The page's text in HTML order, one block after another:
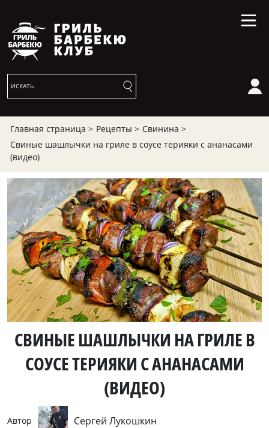
Главная страница > Рецепты > Свинина >
Свиные шашлычки на гриле в соусе терияки с ананасами
(видео)
СВИНЫЕ ШАШЛЫЧКИ НА ГРИЛЕ В
СОУСЕ ТЕРИЯКИ С АНАНАСАМИ
(ВИДЕО)
Автор Сергей Лукошкин